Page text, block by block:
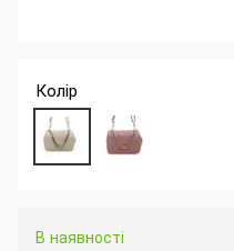
Колір
В наявності